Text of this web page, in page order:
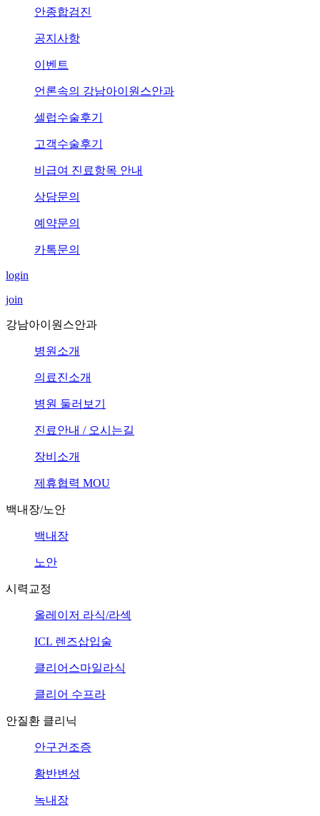
안종합검진
공지사항
이벤트
언론속의 강남아이원스안과
셀럽수술후기
고객수술후기
비급여 진료항목 안내
상담문의
예약문의
카톡문의
login
join
강남아이원스안과
병원소개
의료진소개
병원 둘러보기
진료안내 / 오시는길
장비소개
제휴협력 MOU
백내장/노안
백내장
노안
시력교정
올레이저 라식/라섹
ICL 렌즈삽입술
클리어스마일라식
클리어 수프라
안질환 클리닉
안구건조증
황반변성
녹내장